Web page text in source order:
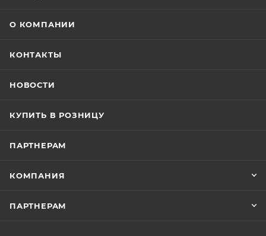
О КОМПАНИИ
КОНТАКТЫ
НОВОСТИ
КУПИТЬ В РОЗНИЦУ
ПАРТНЕРАМ
КОМПАНИЯ
ПАРТНЕРАМ